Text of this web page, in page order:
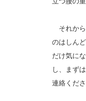
それから
のはしん
だけ気に
し、まず
連絡くだ